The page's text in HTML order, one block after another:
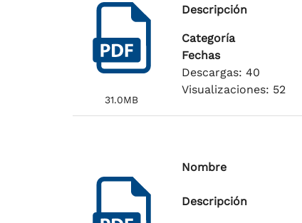
31.0MB
Descripción
Categoría
Fechas
Descargas: 40
Visualizaciones: 52
Nombre
Descripción